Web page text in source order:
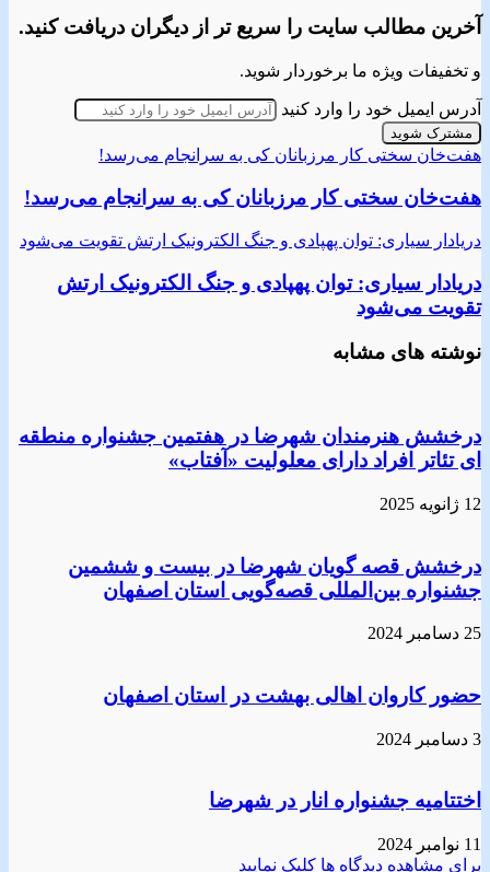
آخرین مطالب سایت را سریع تر از دیگران دریافت کنید.
و تخفیفات ویژه ما برخوردار شوید.
آدرس ایمیل خود را وارد کنید
هفت‌خان سختی کار مرزبانان کی به سرانجام می‌رسد!
هفت‌خان سختی کار مرزبانان کی به سرانجام می‌رسد!
دریادار سیاری: توان پهپادی و جنگ الکترونیک ارتش تقویت می‌شود
دریادار سیاری: توان پهپادی و جنگ الکترونیک ارتش
تقویت می‌شود
نوشته های مشابه
درخشش هنرمندان شهرضا در هفتمین جشنواره منطقه
ای تئاتر افراد دارای معلولیت «آفتاب»
12 ژانویه 2025
درخشش قصه گویان شهرضا در بیست و ششمین
جشنواره بین‌المللی قصه‌گویی استان اصفهان
25 دسامبر 2024
حضور کاروان اهالی بهشت در استان اصفهان
3 دسامبر 2024
اختتامیه جشنواره انار در شهرضا
11 نوامبر 2024
برای مشاهده دیدگاه ها کلیک نمایید